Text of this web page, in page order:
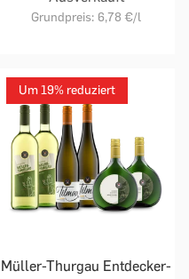
Grundpreis: 6,78 €/l
Um 19% reduziert
Müller-Thurgau Entdecker-